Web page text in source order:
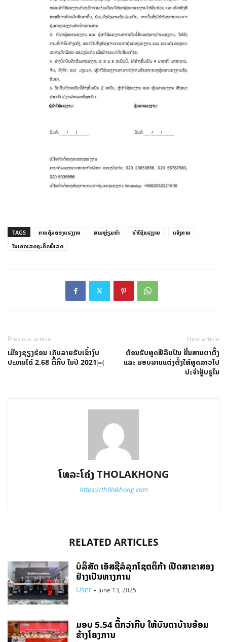
TAGS ການຄຸ້ມຄອງແຮງງານ ສາມຫຼ່ຽມຄຳ ນຳໃຊ້ແຮງງານ
ແຈ້ງການ
ໃນເຂດເສດຖະກິດພິເສດ
Previous article
ເມືອງຊຽງຮ່ອນ ເກັບລາຍຮັບເຂົ້າງົບ
ປະມານໄດ້ 2,68 ຕື້ກີບ ໃນປີ 2021￼
Next article
ຕ້ອນຮັບທູດຟີລິບປິນ ຍື່ນສານຕາຕັ້ງ
ແລະ ມອບສານແຕ່ງຕັ້ງໃຫ້ທູດລາວໄປ
ປະຈຳຢູ່ບຣູໄນ
ໂທລະໂຄ່ງ THOLAKHONG
https://th0lakhong.com
RELATED ARTICLES
ບໍລິສັດ ເອັສຊີລໍລຸກໂຊຕຕິກ້າ ເປີດສາຂາສອງ
ຢ່າງເປັນທາງການ
User - June 13, 2025
ມອບ 5.54 ຕື້ກວ່າກີບ ໃຫ້ບັນດາບ້ານອ້ອມ
ຂ້າງໂຄງການ